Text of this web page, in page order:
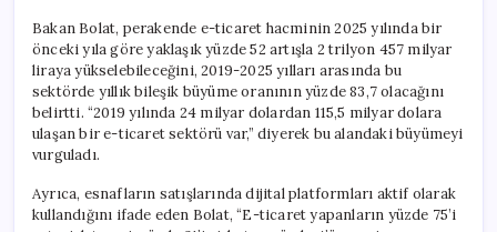
Bakan Bolat, perakende e-ticaret hacminin 2025 yılında bir
önceki yıla göre yaklaşık yüzde 52 artışla 2 trilyon 457 milyar
liraya yükselebileceğini, 2019-2025 yılları arasında bu
sektörde yıllık bileşik büyüme oranının yüzde 83,7 olacağını
belirtti. “2019 yılında 24 milyar dolardan 115,5 milyar dolara
ulaşan bir e-ticaret sektörü var,” diyerek bu alandaki büyümeyi
vurguladı.
Ayrıca, esnafların satışlarında dijital platformları aktif olarak
kullandığını ifade eden Bolat, “E-ticaret yapanların yüzde 75’i